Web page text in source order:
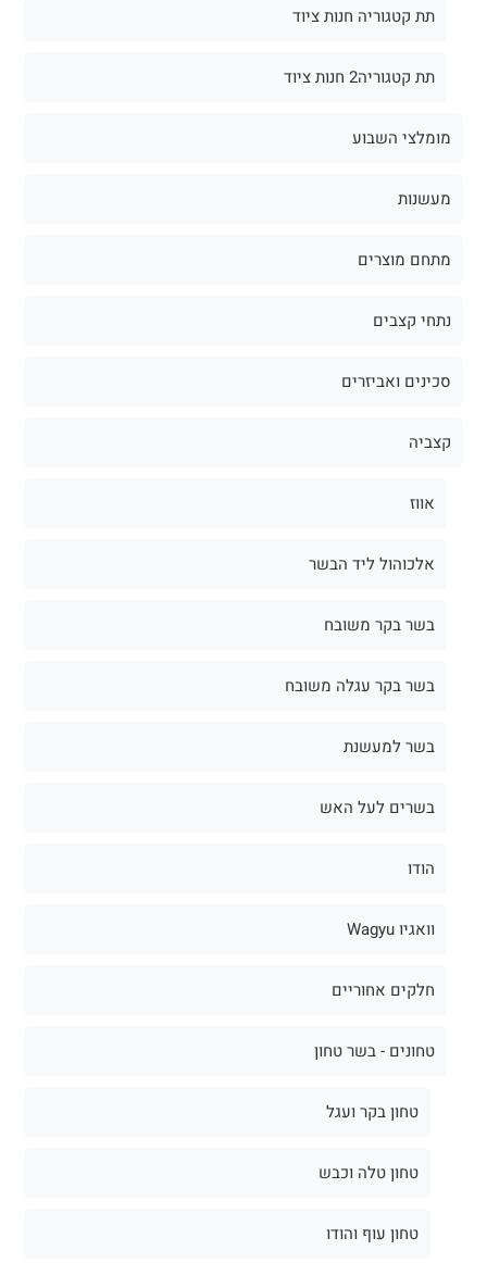
תת קטגוריה חנות ציוד
תת קטגוריה2 חנות ציוד
מומלצי השבוע
מעשנות
מתחם מוצרים
נתחי קצבים
סכינים ואביזרים
קצביה
אווז
אלכוהול ליד הבשר
בשר בקר משובח
בשר בקר עגלה משובח
בשר למעשנת
בשרים לעל האש
הודו
וואגיו Wagyu
חלקים אחוריים
טחונים - בשר טחון
טחון בקר ועגל
טחון טלה וכבש
טחון עוף והודו